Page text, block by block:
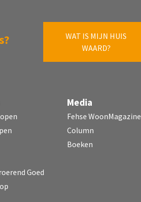
WAT IS MIJN HUIS
WAARD?
Goed
Media
Fehse WoonMagazine
Column
Boeken